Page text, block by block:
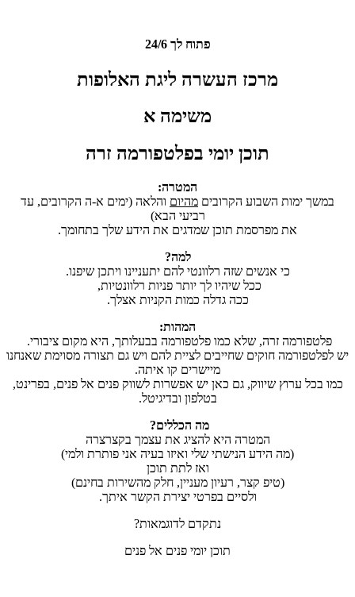
פתוח לך 24/6
מרכז העשרה ליגת האלופות
משימה א
תוכן יומי בפלטפורמה זרה
המטרה:
במשך ימות השבוע הקרובים מהיום והלאה (ימים א-ה הקרובים, עד
רביעי הבא)
את מפרסמת תוכן שמדגים את הידע שלך בתחומך.
למה?
כי אנשים שזה רלוונטי להם יתעניינו ויתכן שיפנו.
ככל שיהיו לך יותר פניות רלוונטיות,
ככה גדלה כמות הקניות אצלך.
המהות:
פלטפורמה זרה, שלא כמו פלטפורמה בבעלותך, היא מקום ציבורי.
יש לפלטפורמה חוקים שחייבים לציית להם ויש גם תצורה מסוימת שאנחנו
מיישרים קו איתה.
כמו בכל ערוץ שיווק, גם כאן יש אפשרות לשווק פנים אל פנים, בפרינט,
בטלפון ובדיגיטל.
מה הכללים?
המטרה היא להציג את עצמך בקצרצרה
(מה הידע הנישתי שלי ואיזו בעיה אני פותרת ולמי)
ואז לתת תוכן
(טיפ קצר, רעיון מעניין, חלק מהשירות בחינם)
ולסיים בפרטי יצירת הקשר איתך.
נתקדם לדוגמאות?
תוכן יומי פנים אל פנים